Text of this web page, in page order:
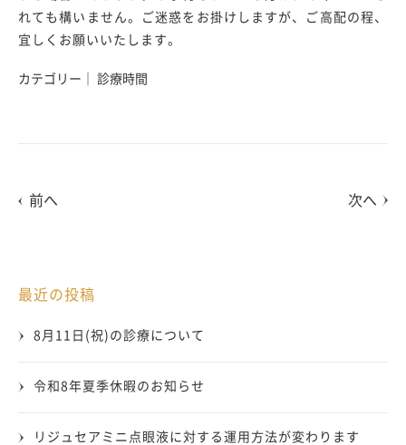
最近の投稿
8月11日(祝)の診療について
令和8年夏季休暇のお知らせ
リジュセアミニ点眼液に対する運用方法が変わります
れても構いません。ご迷惑をお掛けしますが、ご高配の程、
宜しくお願いいたします。
カテゴリー｜ 診療時間
前へ 次へ